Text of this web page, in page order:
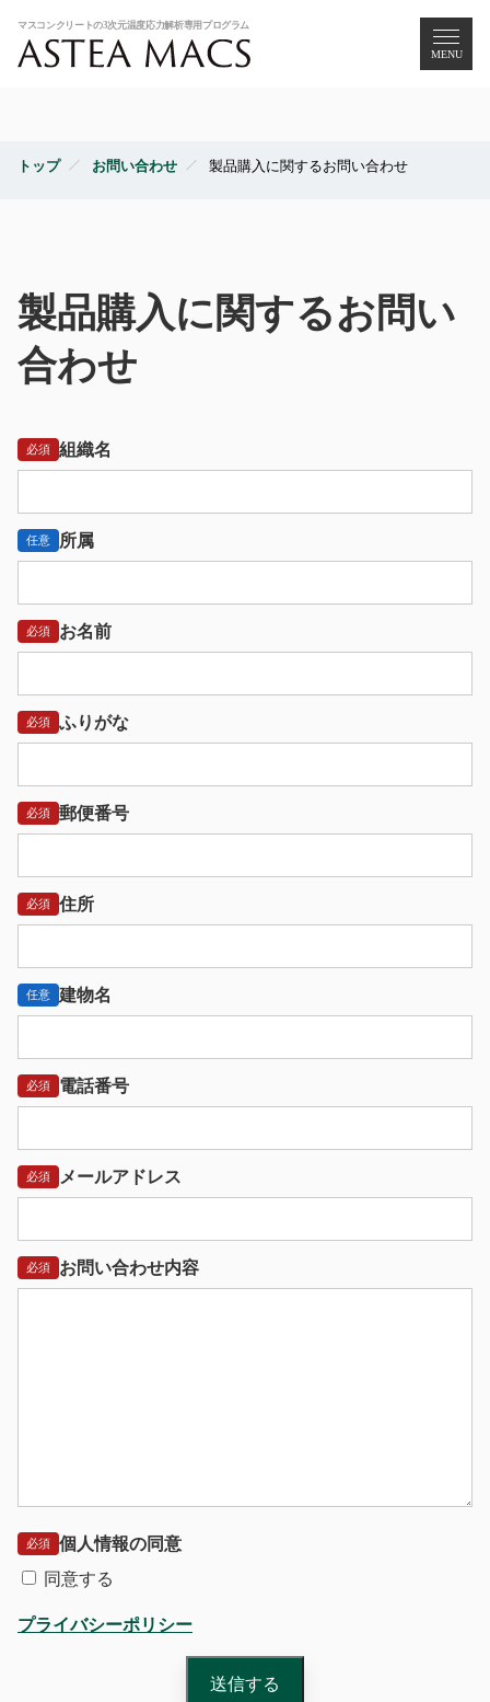
MENU
トップ お問い合わせ 製品購入に関するお問い合わせ
製品購入に関するお問い
合わせ
必須 組織名
任意 所属
必須 お名前
必須 ふりがな
必須 郵便番号
必須 住所
任意 建物名
必須 電話番号
必須 メールアドレス
必須 お問い合わせ内容
必須
個人情報の同意
同意する
プライバシーポリシー